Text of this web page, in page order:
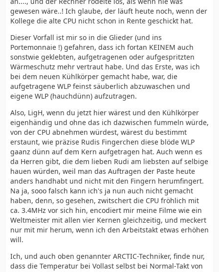
gewesen wäre..! Ich glaube, der läuft heute noch, wenn der
Kollege die alte CPU nicht schon in Rente geschickt hat.
Dieser Vorfall ist mir so in die Glieder (und ins
Portemonnaie !) gefahren, dass ich fortan KEINEM auch
sonstwie geklebten, aufgetragenen oder aufgespritzten
Wärmeschutz mehr vertraut habe. Und das Erste, was ich
bei dem neuen Kühlkörper gemacht habe, war, die
aufgetragene WLP feinst säuberlich abzuwaschen und
eigene WLP (hauchdünn) aufzutragen.
Also, LigH, wenn du jetzt hier wärest und den Kühlkörper
eigenhändig und ohne das ich dazwischen fummeln würde,
von der CPU abnehmen würdest, wärest du bestimmt
erstaunt, wie präzise Rudis Fingerchen diese blöde WLP
gaanz dünn auf dem Kern aufgetragen hat. Auch wenn es
da Herren gibt, die dem lieben Rudi am liebsten auf selbige
hauen würden, weil man das Auftragen der Paste heute
anders handhabt und nicht mit den Fingern herumfingert.
Na ja, sooo falsch kann ich's ja nun auch nicht gemacht
haben, denn, so gesehen, zwitschert die CPU fröhlich mit
ca. 3.4MHz vor sich hin, encodiert mir meine Filme wie ein
Weltmeister mit allen vier Kernen gleichzeitig, und meckert
nur mit mir herum, wenn ich den Arbeitstakt etwas erhöhen
will.
Ich, und auch oben genannter ARCTIC-Techniker, finde nur,
dass die Temperatur bei Vollast selbst bei Normal-Takt von